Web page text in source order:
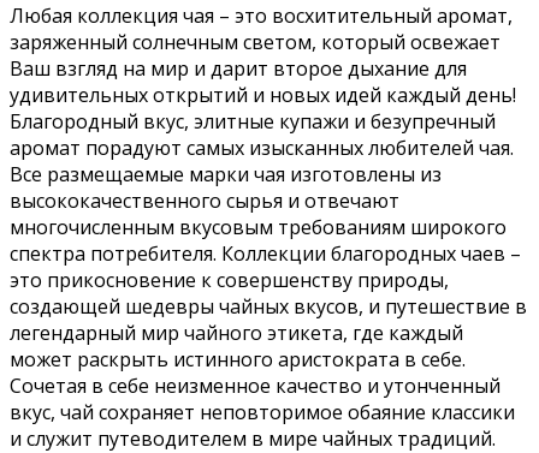
Любая коллекция чая – это восхитительный аромат,
заряженный солнечным светом, который освежает
Ваш взгляд на мир и дарит второе дыхание для
удивительных открытий и новых идей каждый день!
Благородный вкус, элитные купажи и безупречный
аромат порадуют самых изысканных любителей чая.
Все размещаемые марки чая изготовлены из
высококачественного сырья и отвечают
многочисленным вкусовым требованиям широкого
спектра потребителя. Коллекции благородных чаев –
это прикосновение к совершенству природы,
создающей шедевры чайных вкусов, и путешествие в
легендарный мир чайного этикета, где каждый
может раскрыть истинного аристократа в себе.
Сочетая в себе неизменное качество и утонченный
вкус, чай сохраняет неповторимое обаяние классики
и служит путеводителем в мире чайных традиций.